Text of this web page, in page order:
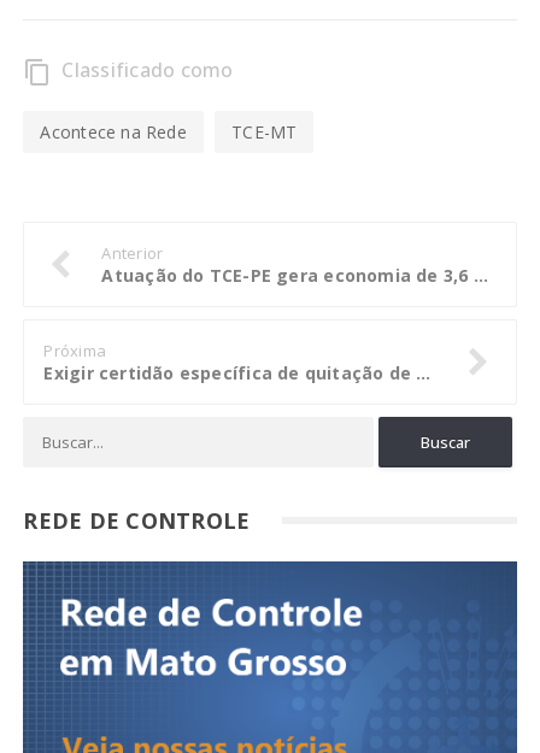
content_copy Classificado como
Acontece na Rede TCE-MT
Anterior
Atuação do TCE-PE gera economia de 3,6 milhões em licitação no município de Águas Belas
Próxima
Exigir certidão específica de quitação de débitos fiscais em licitação é falha grave
REDE DE CONTROLE